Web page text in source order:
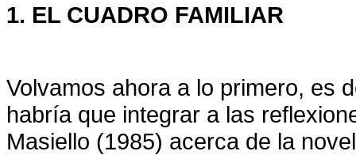
1. EL CUADRO FAMILIAR
Volvamos ahora a lo primero, es
habría que integrar a las
Masiello (1985) acerca de la